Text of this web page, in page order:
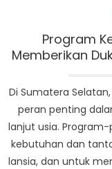
Program
Memberikan
Di Sumatera
peran penting
lanjut usia.
kebutuhan dan
lansia, dan untuk